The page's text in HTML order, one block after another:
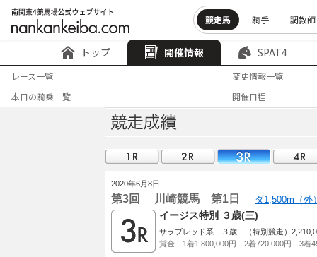
競走馬 騎手 調教師
トップ 開催情報 SPAT4
レース一覧
変更情報一覧
本日の騎乗一覧
開催日程
2020年6月8日
第3回 川崎競馬 第1日 ダ1,500m（外
イージス特別 ３歳(三)
サラブレッド系 ３歳 （特別競走）
賞金 1着1,800,000円 2着720,000円 3着